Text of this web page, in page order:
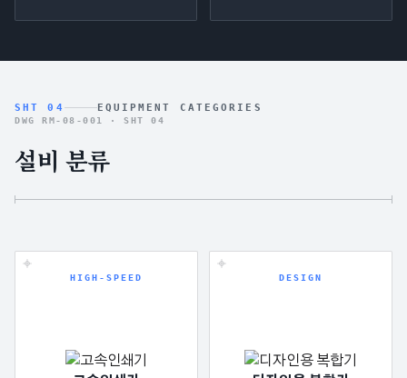
SHT 04 EQUIPMENT CATEGORIES
DWG RM-08-001 ·SHT 04
설비 분류
HIGH-SPEED DESIGN